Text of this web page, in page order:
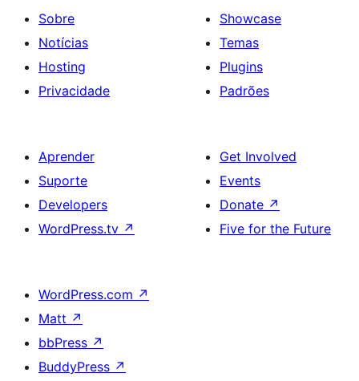
Sobre
Notícias
Hosting
Privacidade
Showcase
Temas
Plugins
Padrões
Aprender
Suporte
Developers
WordPress.tv ↗
Get Involved
Events
Donate ↗
Five for the Future
WordPress.com ↗
Matt ↗
bbPress ↗
BuddyPress ↗